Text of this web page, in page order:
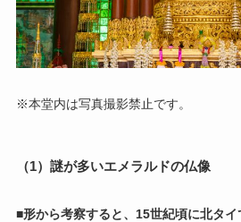
※本堂内は写真撮影禁止です。
（1）謎が多いエメラルドの仏像
■形から考察すると、15世紀頃に北タ